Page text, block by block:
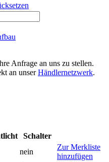
Anfrage an uns zu stellen.
an unserHändlernetzwerk.
Schalter
nein
Zur Merkliste
hinzufügen